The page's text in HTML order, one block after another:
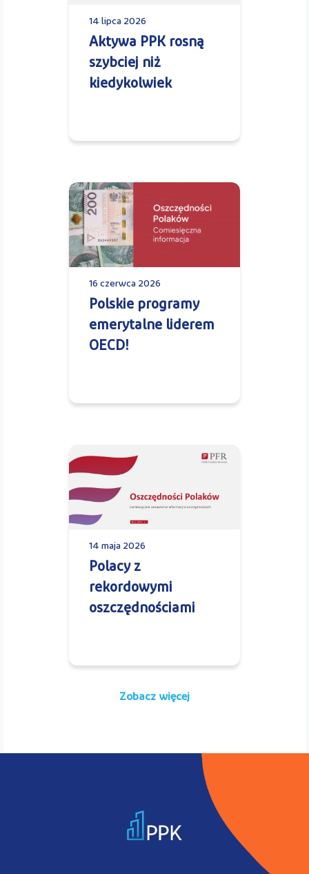
14 lipca 2026
Aktywa PPK rosną
szybciej niż
kiedykolwiek
16 czerwca 2026
Polskie programy
emerytalne liderem
OECD!
14 maja 2026
Polacy z
rekordowymi
oszczędnościami
Zobacz więcej